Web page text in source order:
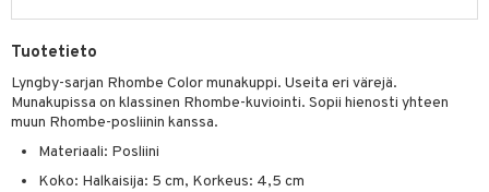
Tuotetieto
Lyngby-sarjan Rhombe Color munakuppi. Useita eri värejä.
Munakupissa on klassinen Rhombe-kuviointi. Sopii hienosti yhteen
muun Rhombe-posliinin kanssa.
Materiaali: Posliini
Koko: Halkaisija: 5 cm, Korkeus: 4,5 cm
& Korit
tekstiilit
& Tyynyliinat
& Peitot